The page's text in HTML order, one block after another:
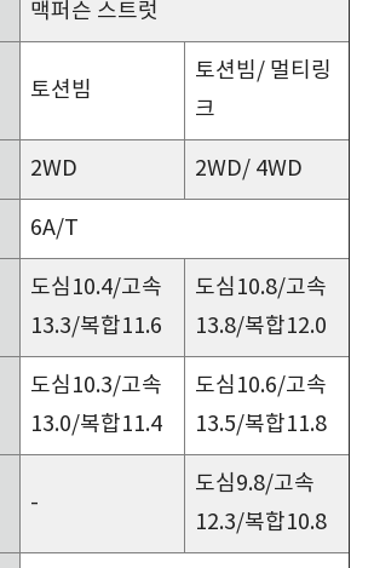
맥퍼슨 스트럿
토션빔
토션빔/ 멀티링
크
2WD 2WD/ 4WD
6A/T
도심10.4/고속
13.3/복합11.6
도심10.8/고속
13.8/복합12.0
도심10.3/고속
13.0/복합11.4
도심10.6/고속
13.5/복합11.8
-
도심9.8/고속
12.3/복합10.8